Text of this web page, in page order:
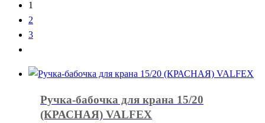
1
2
3
Ручка-бабочка для крана 15/20
(КРАСНАЯ) VALFEX